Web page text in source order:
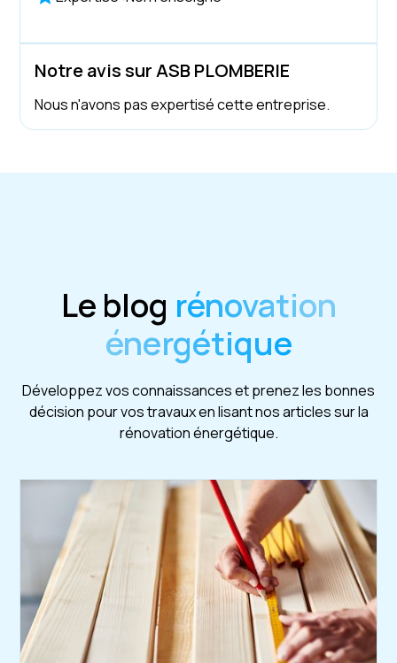
Notre avis sur ASB PLOMBERIE
Nous n'avons pas expertisé cette entreprise.
Le blog rénovation
énergétique
Développez vos connaissances et prenez les bonnes
décision pour vos travaux en lisant nos articles sur la
rénovation énergétique.